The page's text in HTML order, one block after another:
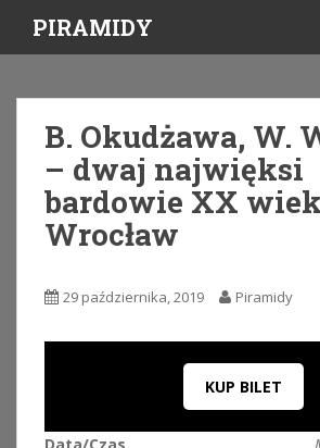
i
PIRAMIDY
B. Okudżawa, W.
– dwaj najwięksi
bardowie XX
Wrocław
29 października, 2019 Piramidy
KUP BILET